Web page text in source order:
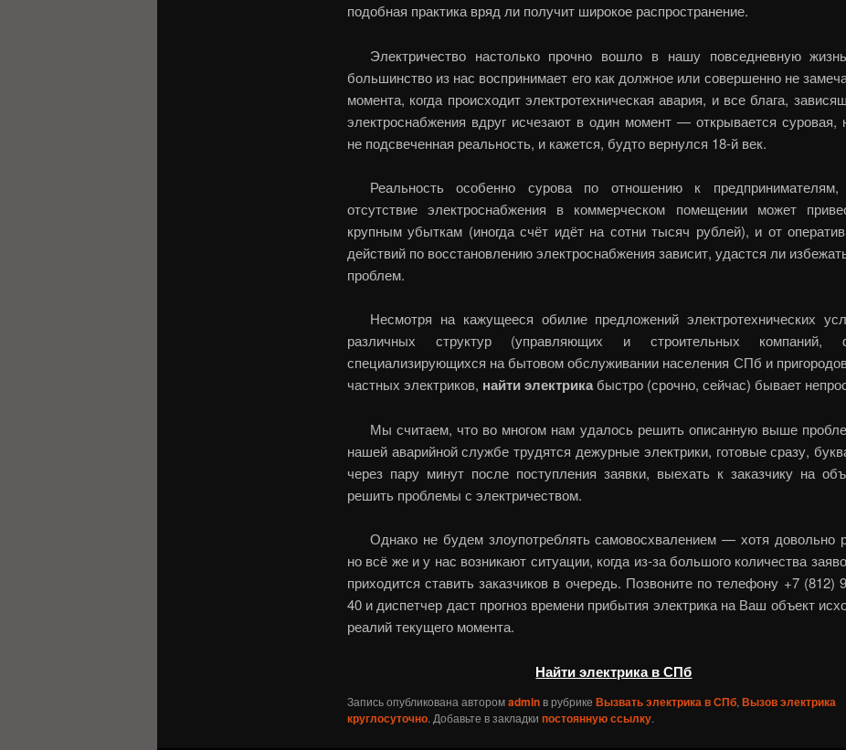
подобная практика вряд ли получит широкое распространение.
Электричество настолько прочно вошло в нашу повседневную
большинство из нас воспринимает его как должное или совершенно не
момента, когда происходит электротехническая авария, и все блага,
электроснабжения вдруг исчезают в один момент — открывается суровая,
не подсвеченная реальность, и кажется, будто вернулся 18-й век.
Реальность особенно сурова по отношению к
отсутствие электроснабжения в коммерческом помещении может
крупным убыткам (иногда счёт идёт на сотни тысяч рублей), и от
действий по восстановлению электроснабжения зависит, удастся ли
проблем.
Несмотря на кажущееся обилие предложений электротехнических
различных структур (управляющих и строительных компаний,
специализирующихся на бытовом обслуживании населения СПб и
частных электриков, найти электрикабыстро (срочно, сейчас) бывает
Мы считаем, что во многом нам удалось решить описанную выше
нашей аварийной службе трудятся дежурные электрики, готовые сразу,
через пару минут после поступления заявки, выехать к заказчику на
решить проблемы с электричеством.
Однако не будем злоупотреблять самовосхвалением — хотя довольно
но всё же и у нас возникают ситуации, когда из-за большого количества
приходится ставить заказчиков в очередь. Позвоните по телефону +7 (812)
40 и диспетчер даст прогноз времени прибытия электрика на Ваш объект
реалий текущего момента.
Найти электрика в СПб
Запись опубликована авторомadminв рубрике Вызвать электрика в СПб, Вызов электрика
круглосуточно. Добавьте в закладки постоянную ссылку.